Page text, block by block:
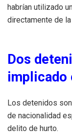
habrían utilizado
directamente de
Dos
implicado
Los detenidos
de nacionalidad
delito de hurto.